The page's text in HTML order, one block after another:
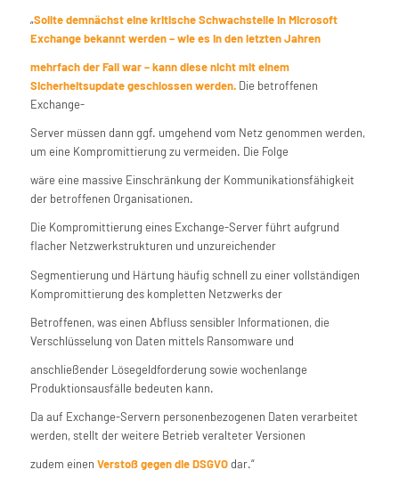
„Sollte demnächst eine kritische Schwachstelle in Microsoft
Exchange bekannt werden – wie es in den letzten Jahren
mehrfach der Fall war – kann diese nicht mit einem
Sicherheitsupdate geschlossen werden.Die betroffenen
Exchange-
Server müssen dann ggf. umgehend vom Netz genommen werden,
um eine Kompromittierung zu vermeiden. Die Folge
wäre eine massive Einschränkung der Kommunikationsfähigkeit
der betroffenen Organisationen.
Die Kompromittierung eines Exchange-Server führt aufgrund
flacher Netzwerkstrukturen und unzureichender
Segmentierung und Härtung häufig schnell zu einer vollständigen
Kompromittierung des kompletten Netzwerks der
Betroffenen, was einen Abfluss sensibler Informationen, die
Verschlüsselung von Daten mittels Ransomware und
anschließender Lösegeldforderung sowie wochenlange
Produktionsausfälle bedeuten kann.
Da auf Exchange-Servern personenbezogenen Daten verarbeitet
werden, stellt der weitere Betrieb veralteter Versionen
zudem einen Verstoß gegen die DSGVOdar.“